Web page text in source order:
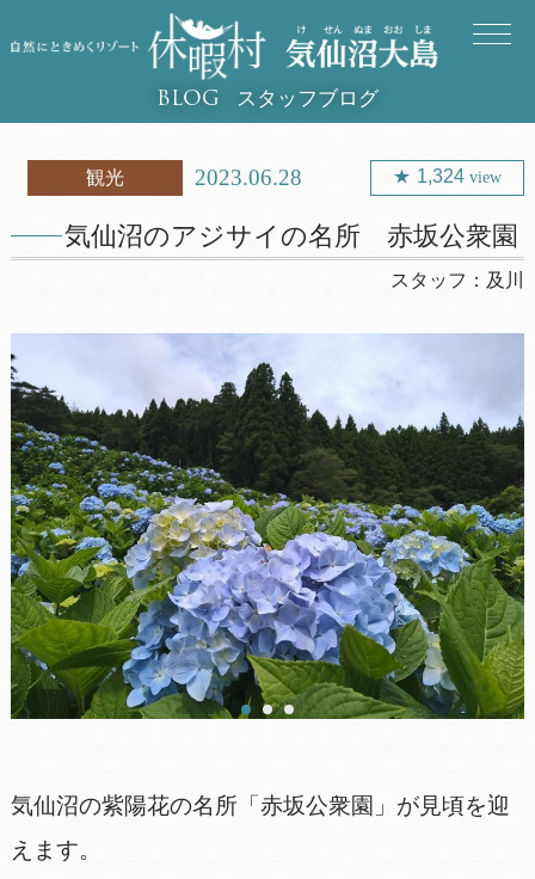
BLOG スタッフブログ
観光 2023.06.28 1,324view
気仙沼のアジサイの名所 赤坂公衆園
スタッフ： 及川
気仙沼の紫陽花の名所「赤坂公衆園」が見頃を迎
えます。